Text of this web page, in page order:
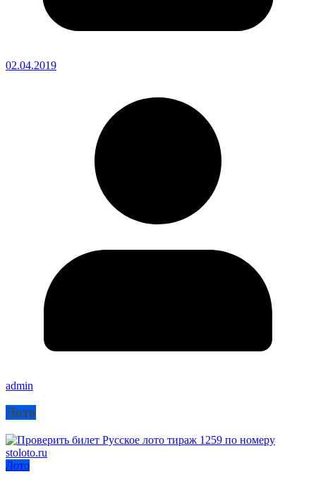
02.04.2019
admin
Лото
Лото